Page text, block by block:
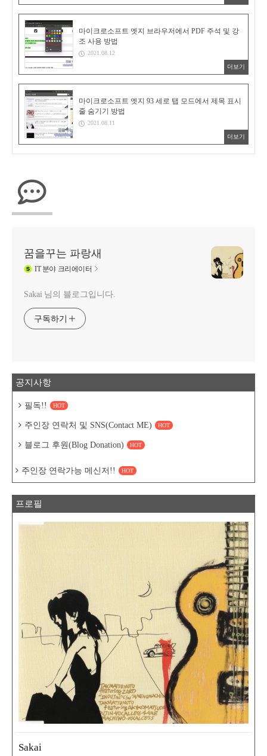
마이크로소프트 엣지 브라우저에서 PDF 주석 및 강
조 사용 방법
2021.08.12
더보기
마이크로소프트 엣지 93 세로 탭 모드에서 제목 표시
줄 숨기기 방법
2021.08.11
더보기
꿈을꾸는 파랑새
IT분야 크리에이터
Sakai 님의 블로그입니다.
구독하기
공지사항
필독!! HOT
주인장 연락처 및 SNS(Contact ME) HOT
블로그 후원(Blog Donation) HOT
주인장 연락가능 메신저!! HOT
프로필
Sakai